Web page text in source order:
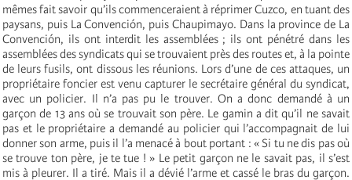
mêmes fait savoir qu’ils commenceraient à réprimer Cuzco, en tuant des
paysans, puis La Convención, puis Chaupimayo. Dans la province de La
Convención, ils ont interdit les assemblées ; ils ont pénétré dans les
assemblées des syndicats qui se trouvaient près des routes et, à la pointe
de leurs fusils, ont dissous les réunions. Lors d’une de ces attaques, un
propriétaire foncier est venu capturer le secrétaire général du syndicat,
avec un policier. Il n’a pas pu le trouver. On a donc demandé à un
garçon de 13 ans où se trouvait son père. Le gamin a dit qu’il ne savait
pas et le propriétaire a demandé au policier qui l’accompagnait de lui
donner son arme, puis il l’a menacé à bout portant : « Si tu ne dis pas où
se trouve ton père, je te tue ! » Le petit garçon ne le savait pas, il s’est
mis à pleurer. Il a tiré. Mais il a dévié l’arme et cassé le bras du garçon.